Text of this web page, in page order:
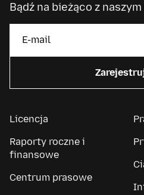
Bądź na bieżąco z
Licencja
Raporty roczne i
finansowe
Centrum prasowe